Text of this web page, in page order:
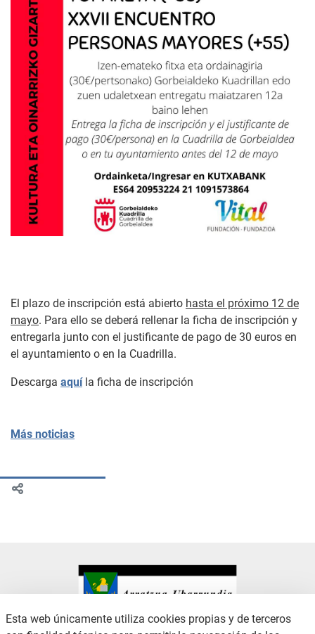
El plazo de inscripción está abierto hasta el próximo 12 de
mayo. Para ello se deberá rellenar la ficha de inscripción y
entregarla junto con el justificante de pago de 30 euros en
el ayuntamiento o en la Cuadrilla.
Descarga aquíla ficha de inscripción
Más noticias
Esta web únicamente utiliza cookies propias y de terceros